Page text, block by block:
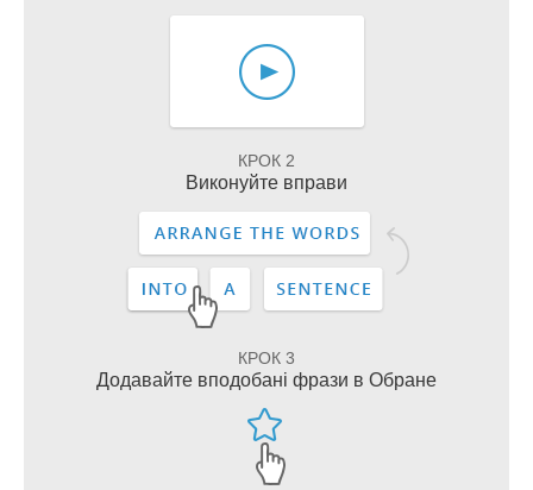
КРОК 2
Виконуйте вправи
КРОК 3
Додавайте вподобані фрази в Обране